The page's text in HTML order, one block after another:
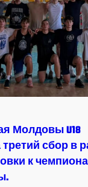
Молдовы U18
третий сбор в
к